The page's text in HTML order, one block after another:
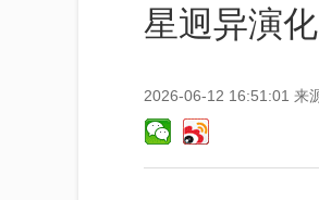
星迥异演
2026-06-12 16:51:01 来